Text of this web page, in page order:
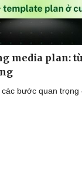
media plan:
bước quan trọng